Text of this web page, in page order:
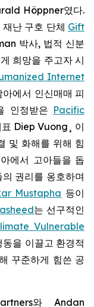
Höppner였다.
난 구호 단체 Gift
박사, 법적 신분
희망을 주고자 시
Internet
에서 인신매매 피
인정받은 Pacific
Diep Vuong¸ 이
및 화해를 위해 힘
에서 고아들을 돕
권리를 옹호하며
Mustapha 등이
는 선구적인
Vulnerable
을 이끌고 환경적
꾸준하게 힘쓴 공
와 Andan